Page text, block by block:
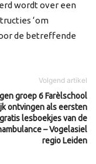
wordt over een
‘om
de betreffende
Volgend artikel
groep 6 Farèlschool
ontvingen als eersten
gratis lesboekjes van de
– Vogelasiel
regio Leiden